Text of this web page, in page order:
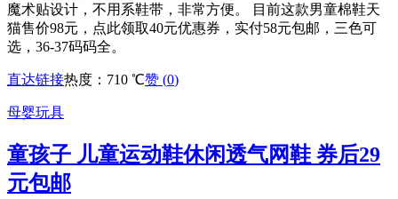
魔术贴设计，不用系鞋带，非常方便。 目前这款男童棉鞋天
猫售价98元，点此领取40元优惠券，实付58元包邮，三色可
选，36-37码码全。
直达链接热度：710 ℃赞 (0)
母婴玩具
童孩子 儿童运动鞋休闲透气网鞋 券后29
元包邮